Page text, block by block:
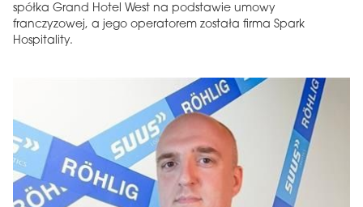
spółka Grand Hotel West na podstawie umowy
franczyzowej, a jego operatorem została firma Spark
Hospitality.